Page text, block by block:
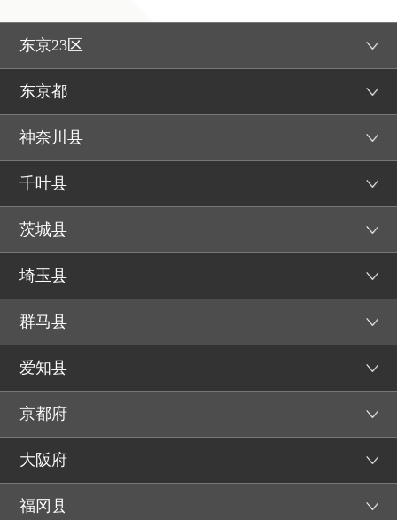
东京23区
东京都
神奈川县
千叶县
茨城县
埼玉县
群马县
爱知县
京都府
大阪府
福冈县